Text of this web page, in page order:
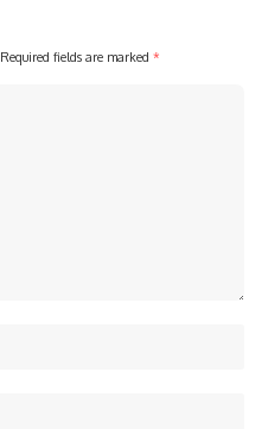
Required fields are marked *